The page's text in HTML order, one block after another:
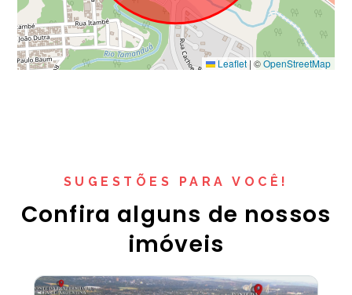
Leaflet | ©OpenStreetMap
SUGESTÕES PARA VOCÊ!
Confira alguns de nossos
imóveis